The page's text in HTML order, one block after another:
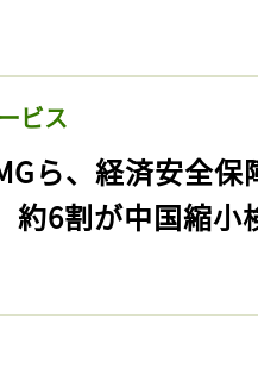
ビス
ら、経済安全
約6割が中国縮小